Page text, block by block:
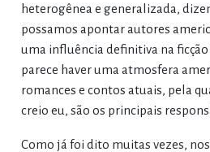
heterogênea e generalizada,
possamos apontar autores
uma influência definitiva na
parece haver uma atmosfera
romances e contos atuais, pela
creio eu, são os principais
Como já foi dito muitas vezes,